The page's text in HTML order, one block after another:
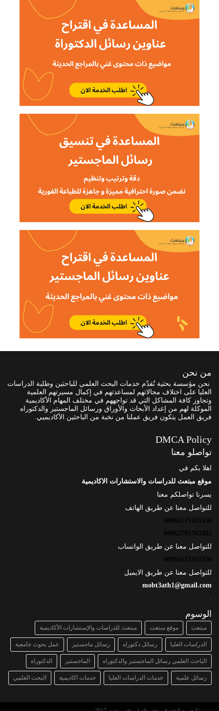
من نحن
نحن مؤسسة بحثية تُقدّم خدمات البحث العلمي للباحثين وطلبة الدراسات
العليا على اختلاف مجالاتهم لمساعدتهم في إكمال مسيرتهم العلمية
وتجاوز كافة المشاكل التي قد تواجههم في مختلف المهام الأكاديمية
الموكلة لهم من إعداد الأبحاث والأوراق ورسائل الماجستير والدكتوراه
فريق العمل يتكون فريق عملنا من نخبة من الباحثين الأكاديميي.
DMCA Policy
تواصلو معنا
اهلا بكم في
موقع مبتعث للدراسات والاستشارات الاكاديمية
يسرنا تواصلكم معنا
للتواصل معنا عن طريق الهاتف
00966115103356
00962795763302
للتواصل معنا عن طريق الواتساب
00966115103356
للتواصل معنا عن طريق الايميل
mobt3ath1@gmail.com
الوسوم
مبتعث موقع مبتعث مبتعث للدراسات والإستشارات الأكاديمية
الدراسات العليا رسائل دكتوراه رسائل ماجستير عمل بحوث جامعية
الباحث العلمي رسائل الماجستير والدكتوراه الماجستير الدكتوراة
رسائل علمية خدمات الدراسات العليا خدمات اكاديمية البحث العلمي